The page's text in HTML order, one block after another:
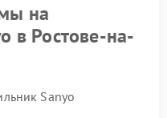
на
в Ростове-на-
Sanyo